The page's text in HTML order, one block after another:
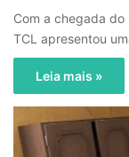
Com a chegada
TCL apresentou
Leia mais »